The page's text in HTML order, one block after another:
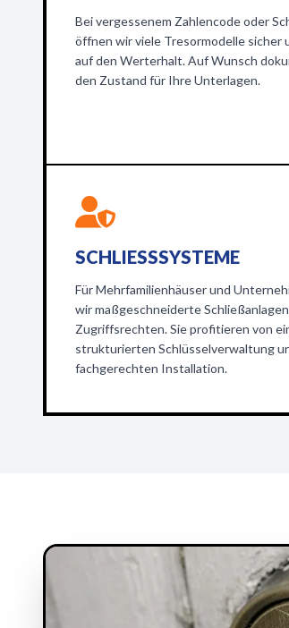
Bei vergessenem Zahlencode oder
öffnen wir viele Tresormodelle sicher
auf den Werterhalt. Auf Wunsch
den Zustand für Ihre Unterlagen.
SCHLIESSSYSTEME
Für Mehrfamilienhäuser und
wir maßgeschneiderte
Zugriffsrechten. Sie profitieren von
strukturierten Schlüsselverwaltung
fachgerechten Installation.